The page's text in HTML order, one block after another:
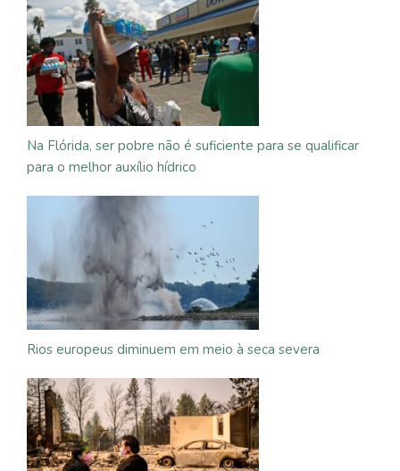
Na Flórida, ser pobre não é suficiente para se qualificar
para o melhor auxílio hídrico
Rios europeus diminuem em meio à seca severa